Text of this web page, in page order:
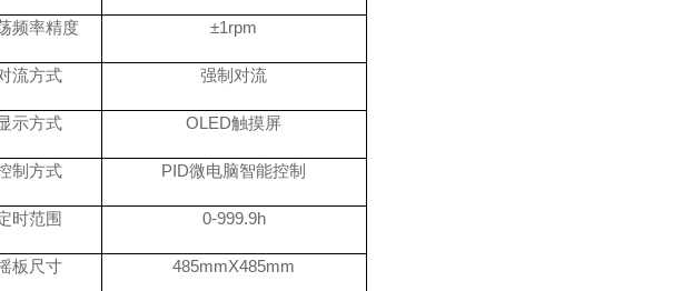
频率精度 ±1rpm
流方式 强制对流
示方式 OLED触摸屏
制方式 PID微电脑智能控制
时范围 0-999.9h
板尺寸 485mmX485mm